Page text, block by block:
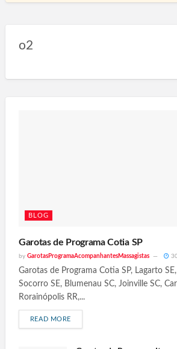
o2
BLOG
Garotas de Programa Cotia SP
by GarotasProgramaAcompanhantesMassagistas
Garotas de Programa Cotia SP, Lagarto
Socorro SE, Blumenau SC, Joinville SC,
Rorainópolis RR,...
READ MORE